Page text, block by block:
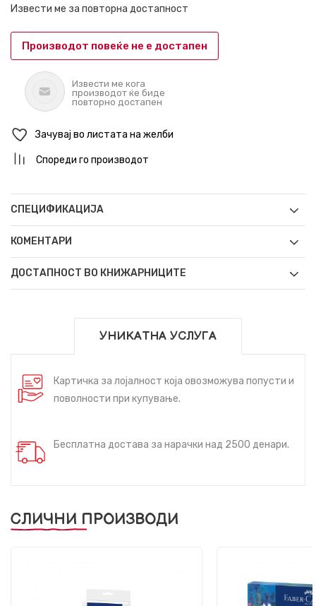
Извести ме за повторна достапност
Производот повеќе не е достапен
Извести ме кога
производот ќе биде
повторно достапен
Зачувај во листата на желби
Спореди го производот
СПЕЦИФИКАЦИЈА
КОМЕНТАРИ
ДОСТАПНОСТ ВО КНИЖАРНИЦИТЕ
УНИКАТНА УСЛУГА
Картичка за лојалност која овозможува попусти и
поволности при купување.
Бесплатна достава за нарачки над 2500 денари.
СЛИЧНИ ПРОИЗВОДИ